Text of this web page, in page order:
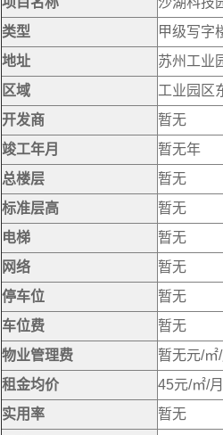
类型
甲级写字
地址
苏州工业
区域
工业园区
开发商
暂无
竣工年月
暂无年
总楼层
暂无
标准层高
暂无
电梯
暂无
网络
暂无
停车位
暂无
车位费
暂无
物业管理费
暂无元/㎡/
租金均价
45元/㎡/月
实用率
暂无